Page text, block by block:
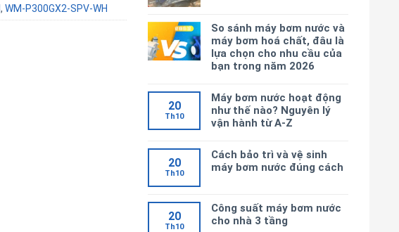
So sánh máy bơm nước và
máy bơm hoá chất, đâu là
lựa chọn cho nhu cầu của
bạn trong năm 2026
20
Th10
Máy bơm nước hoạt động
như thế nào? Nguyên lý
vận hành từ A-Z
20
Th10
Cách bảo trì và vệ sinh
máy bơm nước đúng cách
20
Th10
Công suất máy bơm nước
cho nhà 3 tầng
, WM-P300GX2-SPV-WH